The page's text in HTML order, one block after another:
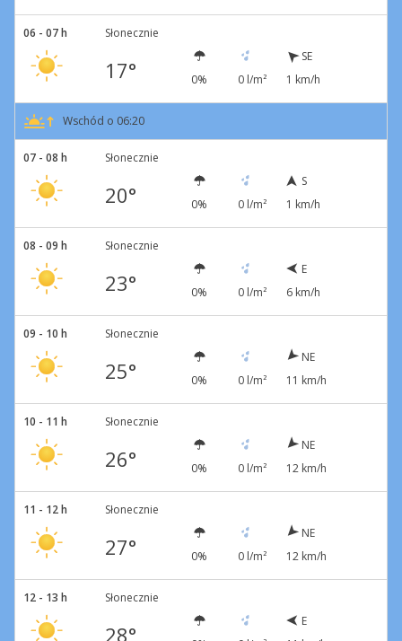
06 - 07 h Słonecznie
17° 0% 0 l/m²
SE
1 km/h
Wschód o 06:20
07 - 08 h Słonecznie
20° 0% 0 l/m²
S
1 km/h
08 - 09 h Słonecznie
23° 0% 0 l/m²
E
6 km/h
09 - 10 h Słonecznie
25° 0% 0 l/m²
NE
11 km/h
10 - 11 h Słonecznie
26° 0% 0 l/m²
NE
12 km/h
11 - 12 h Słonecznie
27° 0% 0 l/m²
NE
12 km/h
12 - 13 h Słonecznie
28°
E